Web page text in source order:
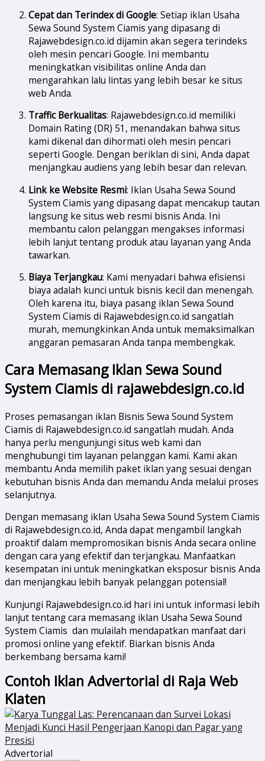
Cepat dan Terindex di Google: Setiap iklan Usaha
Sewa Sound System Ciamis yang dipasang di
Rajawebdesign.co.id dijamin akan segera terindeks
oleh mesin pencari Google. Ini membantu
meningkatkan visibilitas online Anda dan
mengarahkan lalu lintas yang lebih besar ke situs
web Anda.
Traffic Berkualitas: Rajawebdesign.co.id memiliki
Domain Rating (DR) 51, menandakan bahwa situs
kami dikenal dan dihormati oleh mesin pencari
seperti Google. Dengan beriklan di sini, Anda dapat
menjangkau audiens yang lebih besar dan relevan.
Link ke Website Resmi: Iklan Usaha Sewa Sound
System Ciamis yang dipasang dapat mencakup tautan
langsung ke situs web resmi bisnis Anda. Ini
membantu calon pelanggan mengakses informasi
lebih lanjut tentang produk atau layanan yang Anda
tawarkan.
Biaya Terjangkau: Kami menyadari bahwa efisiensi
biaya adalah kunci untuk bisnis kecil dan menengah.
Oleh karena itu, biaya pasang iklan Sewa Sound
System Ciamis di Rajawebdesign.co.id sangatlah
murah, memungkinkan Anda untuk memaksimalkan
anggaran pemasaran Anda tanpa membengkak.
Cara Memasang Iklan Sewa Sound
System Ciamis di rajawebdesign.co.id
Proses pemasangan iklan Bisnis Sewa Sound System
Ciamis di Rajawebdesign.co.id sangatlah mudah. Anda
hanya perlu mengunjungi situs web kami dan
menghubungi tim layanan pelanggan kami. Kami akan
membantu Anda memilih paket iklan yang sesuai dengan
kebutuhan bisnis Anda dan memandu Anda melalui proses
selanjutnya.
Dengan memasang iklan Usaha Sewa Sound System Ciamis
di Rajawebdesign.co.id, Anda dapat mengambil langkah
proaktif dalam mempromosikan bisnis Anda secara online
dengan cara yang efektif dan terjangkau. Manfaatkan
kesempatan ini untuk meningkatkan eksposur bisnis Anda
dan menjangkau lebih banyak pelanggan potensial!
Kunjungi Rajawebdesign.co.id hari ini untuk informasi lebih
lanjut tentang cara memasang iklan Usaha Sewa Sound
System Ciamis dan mulailah mendapatkan manfaat dari
promosi online yang efektif. Biarkan bisnis Anda
berkembang bersama kami!
Contoh Iklan Advertorial di Raja Web
Klaten
Advertorial